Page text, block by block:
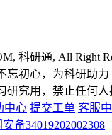
科研通, All Right
忘初心，为科研助力
研究用，禁止任何
中心 提交工单 客服
备34019202002308